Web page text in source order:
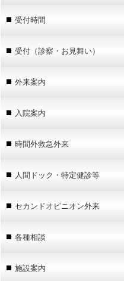
受付時間
受付（診察・お見舞い）
外来案内
入院案内
時間外救急外来
人間ドック・特定健診等
セカンドオピニオン外来
各種相談
施設案内